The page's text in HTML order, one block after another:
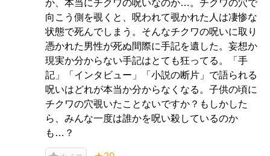
か、本当にチクワの呪いなのか…。チクワの穴で
向こう側を覗くと、呪われて覗かれた人は凄惨な
状態で死んでしまう。そんなチクワの呪いに取り
憑かれた男性が死ぬ間際に手記を遺した。妄想か
現実か分からない手記はとても狂ってる。「手
記」「インタビュー」「小説の断片」で語られる
呪いはどれが本当か分からなくなる。子供の頃に
チクワの穴覗いたことないですか？もしかした
ら、みんな一度は誰かを呪い殺しているのか
も…？